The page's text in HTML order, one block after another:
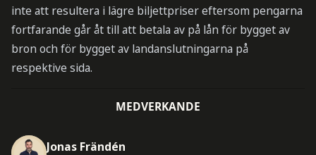
inte att resultera i lägre biljettpriser eftersom pengarna
fortfarande går åt till att betala av på lån för bygget av
bron och för bygget av landanslutningarna på
respektive sida.
MEDVERKANDE
Jonas Frändén